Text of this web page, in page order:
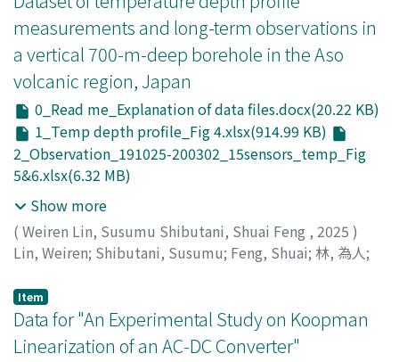
measurements and long-term observations in
a vertical 700-m-deep borehole in the Aso
volcanic region, Japan
0_Read me_Explanation of data files.docx(20.22 KB)
1_Temp depth profile_Fig 4.xlsx(914.99 KB)
2_Observation_191025-200302_15sensors_temp_Fig
5&6.xlsx(6.32 MB)
Show more
( Weiren Lin, Susumu Shibutani, Shuai Feng , 2025 )
Lin, Weiren; Shibutani, Susumu; Feng, Shuai; 林, 為人;
Item
Data for "An Experimental Study on Koopman
Linearization of an AC-DC Converter"